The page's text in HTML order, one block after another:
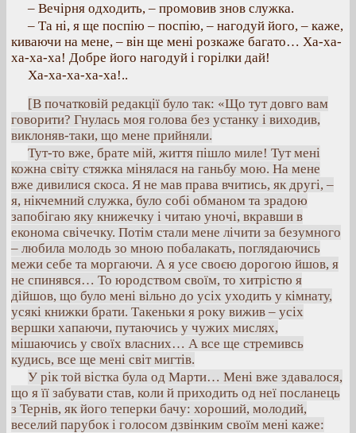
– Вечірня одходить, – промовив знов служка.
– Та ні, я ще поспію – поспію, – нагодуй його, – каже,
киваючи на мене, – він ще мені розкаже багато… Ха-ха-
ха-ха-ха! Добре його нагодуй і горілки дай!
Ха-ха-ха-ха-ха!..
[В початковій редакції було так: «Що тут довго вам
говорити? Гнулась моя голова без устанку і виходив,
виклоняв-таки, що мене прийняли.
Тут-то вже, брате мій, життя пішло миле! Тут мені
кожна світу стяжка мінялася на ганьбу мою. На мене
вже дивилися скоса. Я не мав права вчитись, як другі, –
я, нікчемний служка, було собі обманом та зрадою
запобігаю яку книжечку і читаю уночі, вкравши в
економа свічечку. Потім стали мене лічити за безумного
– любила молодь зо мною побалакать, поглядаючись
межи себе та моргаючи. А я усе своєю дорогою йшов, я
не спинявся… То юродством своїм, то хитрістю я
дійшов, що було мені вільно до усіх уходить у кімнату,
усякі книжки брати. Такеньки я року вижив – усіх
вершки хапаючи, путаючись у чужих мислях,
мішаючись у своїх власних… А все ще стремивсь
кудись, все ще мені світ мигтів.
У рік той вістка була од Марти… Мені вже здавалося,
що я її забувати став, коли й приходить од неї посланець
з Тернів, як його теперки бачу: хороший, молодий,
веселий парубок і голосом дзвінким своїм мені каже: